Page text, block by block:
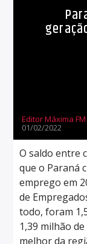
Editor Máxima FM
01/02/2022
O saldo entre
que o Paraná
emprego em
de
todo, foram
1,39 milhão
melhor da